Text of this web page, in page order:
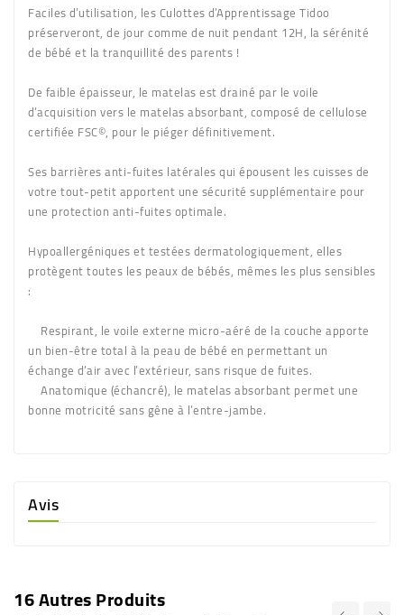
Faciles d’utilisation, les Culottes d’Apprentissage Tidoo
préserveront, de jour comme de nuit pendant 12H, la sérénité
de bébé et la tranquillité des parents !
De faible épaisseur, le matelas est drainé par le voile
d’acquisition vers le matelas absorbant, composé de cellulose
certifiée FSC©, pour le piéger définitivement.
Ses barrières anti-fuites latérales qui épousent les cuisses de
votre tout-petit apportent une sécurité supplémentaire pour
une protection anti-fuites optimale.
Hypoallergéniques et testées dermatologiquement, elles
protègent toutes les peaux de bébés, mêmes les plus sensibles
:
Respirant, le voile externe micro-aéré de la couche apporte
un bien-être total à la peau de bébé en permettant un
échange d’air avec l’extérieur, sans risque de fuites.
Anatomique (échancré), le matelas absorbant permet une
bonne motricité sans gêne à l’entre-jambe.
Avis
16 Autres Produits